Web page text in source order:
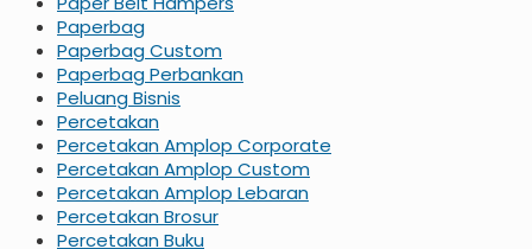
Paperbag
Paperbag Custom
Paperbag Perbankan
Peluang Bisnis
Percetakan
Percetakan Amplop Corporate
Percetakan Amplop Custom
Percetakan Amplop Lebaran
Percetakan Brosur
Percetakan Buku